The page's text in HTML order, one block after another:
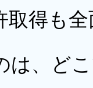
取得も
、ど